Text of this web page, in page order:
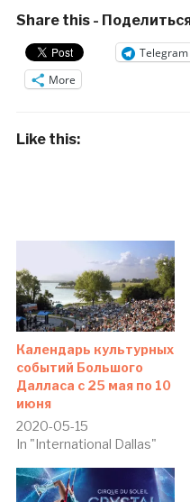
Share this -
Telegram
More
Like this:
Календарь культурных
событий Большого
Далласа c 25 мая по 10
июня
2020-05-15
In "International Dallas"